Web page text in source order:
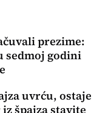
prezime:
sedmoj godini
uvrću, ostaje
špajza stavite